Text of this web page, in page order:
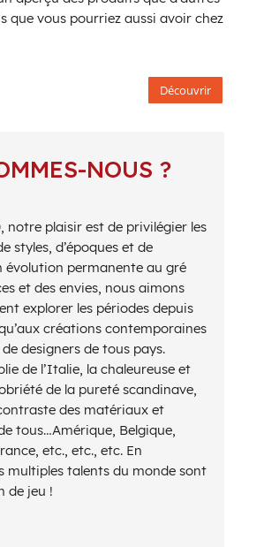
que vous pourriez aussi avoir chez
Découvrir
NOUS ?
notre plaisir est de privilégier les
styles, d’époques et de
évolution permanente au gré
et des envies, nous aimons
explorer les périodes depuis
créations contemporaines
designers de tous pays.
de l’Italie, la chaleureuse et
de la pureté scandinave,
des matériaux et
tous…Amérique, Belgique,
etc., etc., etc. En
multiples talents du monde sont
de jeu !